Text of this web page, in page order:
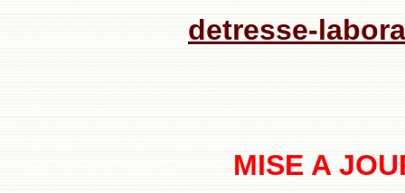
detresse-
MISE A